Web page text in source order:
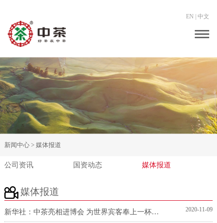
EN 中文
新闻中心 > 媒体报道
公司资讯 国资动态 媒体报道
媒体报道
2020-11-09
新华社：中茶亮相进博会 为世界宾客奉上一杯中国好茶